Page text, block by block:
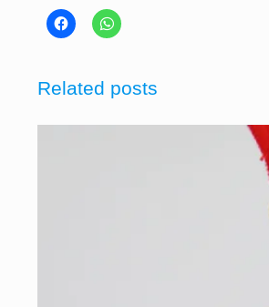
Related posts